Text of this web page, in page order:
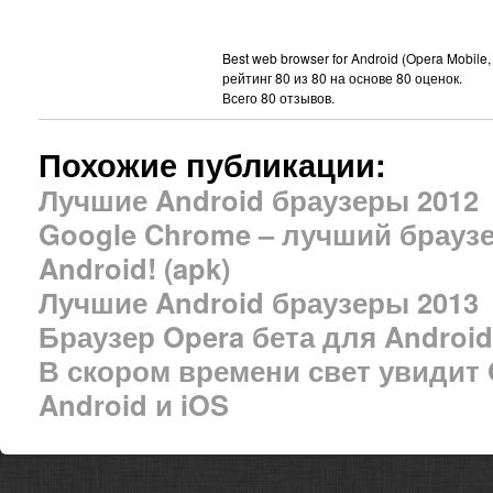
Best web browser for Android (Opera
рейтинг80 из 80 на основе 80 оценок.
Всего80 отзывов.
Похожие публикации:
Лучшие Android браузеры 2012
Google Chrome – лучший
Android! (apk)
Лучшие Android браузеры 2013
Браузер Opera бета для
В скором времени свет увидит
Android и iOS